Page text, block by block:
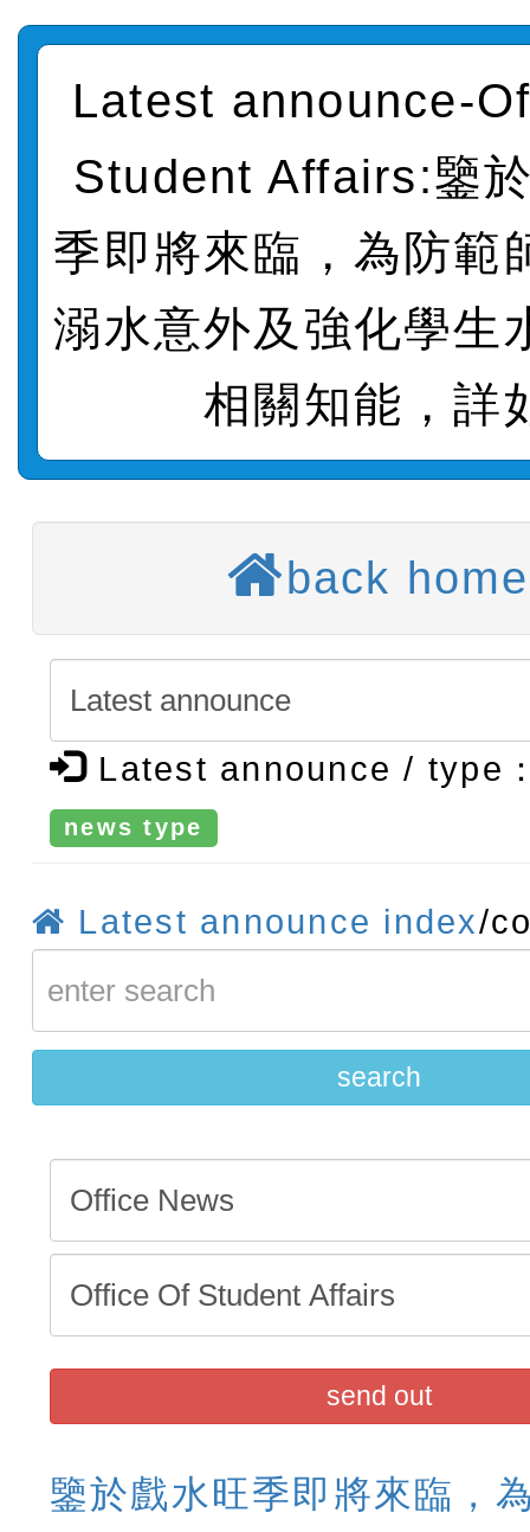
法」
牽手，綠能透明齊步走」
轉知：「115學年度全國
賽實施要點」及修正內容
轉知：桃園市115年度『
藝文競賽』實施計畫
【甄選結果(第11招)】公
度第1學期第7次代理教師
【甄選結果(第3招)】公告
度第1學期第9次代理教師
【甄選結果(第4招)】公告
【甄選結果(第12招)】公
轉知：桃園市115學年度
師生本土語及新住民語歌
轉知：「桃園市115學年
實施要點」
轉知：「115年金融知識
法」
轉知臺中市政府政風處製
牽手，綠能透明齊步走」
轉知：「115學年度全國
賽實施要點」及修正內容
轉知：桃園市115年度『
藝文競賽』實施計畫
【甄選結果(第11招)】公
招)
【甄選結果(第3招)】公告
度第1學期第9次代理教師
Latest announce-
Student Affairs:鑒
季即將來臨，為防範
溺水意外及強化學生
相關知能，詳
back home
Latest announce / type
news type
Latest announce index/
search
send out
鑒於戲水旺季即將來臨，